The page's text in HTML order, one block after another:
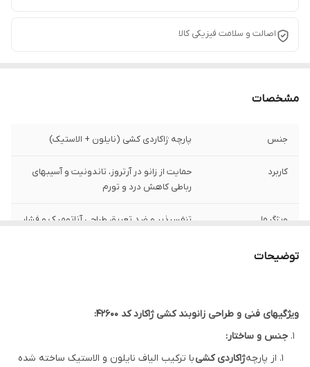
اصالت و سلامت فیزیکی کالا
مشخصات
جنس پارچه ژاکاردی کشی (نایلون + الاستیک)
کاربرد
حمایت از زانو در آرتروز، تاندونیت و آسیبهای
رباطی کاهش درد و تورم
ویژگیها
تنفسپذیر و ضد تعریق طراحی آناتومیک و فشار
ساخت ایران
توضیحات
ویژگیهای فنی و طراحی زانوبند کشی ژاکارد کد 42600:
جنس و ساختار:
از پارچهژاکاردی کشیبا ترکیب الیاف نایلون و الاستیک ساخته شده